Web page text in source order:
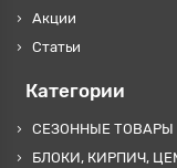
Акции
Статьи
Категории
СЕЗОННЫЕ ТОВАРЫ
БЛОКИ, КИРПИЧ,